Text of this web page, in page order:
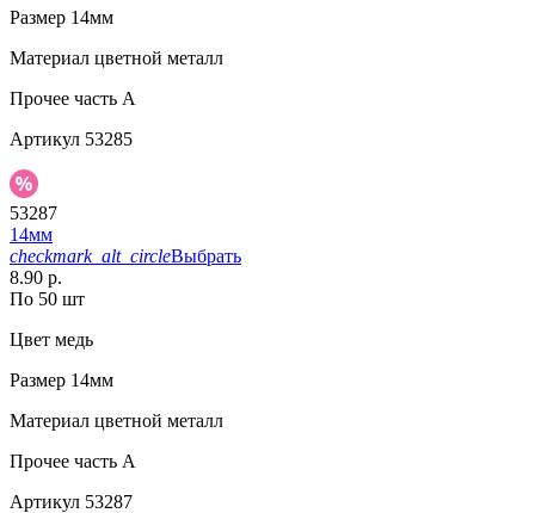
Размер 14мм
Материал цветной металл
Прочее часть A
Артикул 53285
53287
14мм
checkmark_alt_circleВыбрать
8.90 р.
По 50 шт
Цвет медь
Размер 14мм
Материал цветной металл
Прочее часть A
Артикул 53287